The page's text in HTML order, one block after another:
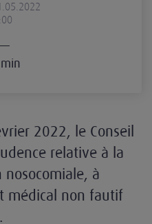
min
2022, le Conseil
relative à la
à
médical non fautif